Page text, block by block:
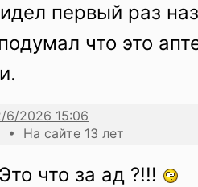
первый раз
что это
• На сайте 13 лет
что за ад ?!!!